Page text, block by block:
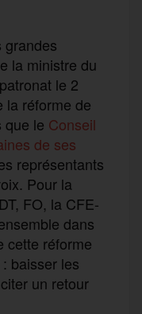
grandes
la ministre du
le 2
la réforme de
que le Conseil
de ses
représentants
Pour la
FO, la CFE-
dans
cette réforme
baisser les
un retour